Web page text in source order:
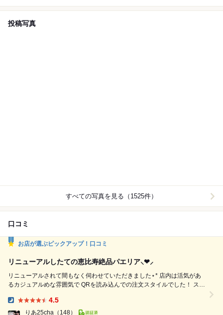
投稿写真
すべての写真を見る（1525件）
口コミ
お店が選ぶピックアップ！口コミ
リニューアルしたての恵比寿絶品パエリア⸜❤︎⸝‍
リニューアルされて間もなく伺わせていただきました⋆* 店内は活気があ
るカジュアルめな雰囲気で QRを読み込んでの注文スタイルでした！ スタ
た⸜❤︎⸝‍ ♡ ┈┈┈┈ ••┈┈┈┈┈┈┈┈•• ┈┈┈┈ ♡ 【Menu♡】 ✔︎︎︎︎ 7種
タパスの盛り合わせ(2人前) ✔︎︎︎︎ 白桃と自家製リコッタムー...
4.5
りあ25cha （148）